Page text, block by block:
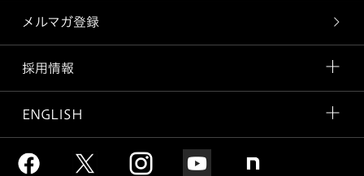
メルマガ登録
採用情報
ENGLISH